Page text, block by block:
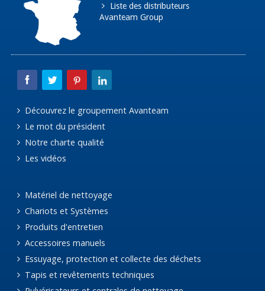
Liste des distributeurs
Avanteam Group
Découvrez le groupement Avanteam
Le mot du président
Notre charte qualité
Les vidéos
Matériel de nettoyage
Chariots et Systèmes
Produits d'entretien
Accessoires manuels
Essuyage, protection et collecte des déchets
Tapis et revêtements techniques